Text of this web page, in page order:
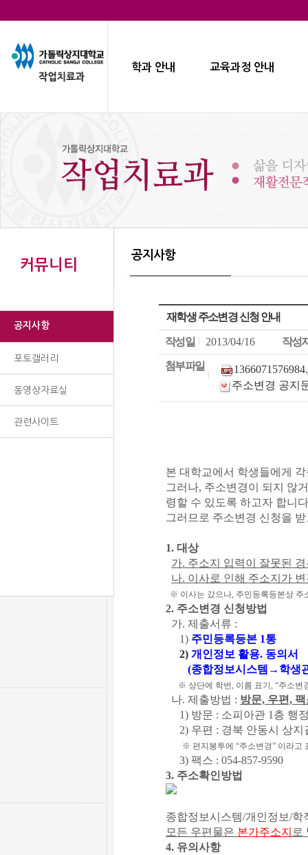
학과 안내 교육과정 안내
커뮤니티
공지사항
포토갤러리
동영상자료실
관련사이트
공지사항
재학생 주소변경 신청 안내
작성일 2013/04/16 작성
첨부파일
주소변경 공지
본 대학교에서 학생들에게
그러나, 주소변경이 되지 않
령할 수 있도록 하고자 합니
그러므로 주소변경 신청을
1. 대상
가. 주소지 입력이 잘못된
나. 이사로 인해 주소지가
※ 이사는 갔으나, 주민등록등본상 주
2. 주소변경 신청방법
가. 제출서류 :
1) 주민등록등본 1통
2) 개인정보 활용. 동의서
(종합정보시스템→학생
※ 상단에 학번, 이름 표기, “주소변
나. 제출방법 : 방문, 우편,
1) 방문 : 소피아관 1층 행
2) 우편 : 경북 안동시 상지
※ 편지봉투에 “주소변경” 이라고
3) 팩스 : 054-857-9590
3. 주소확인방법
종합정보시스템/개인정보/
모든 우편물은 본가주소지 로
4. 유의사항